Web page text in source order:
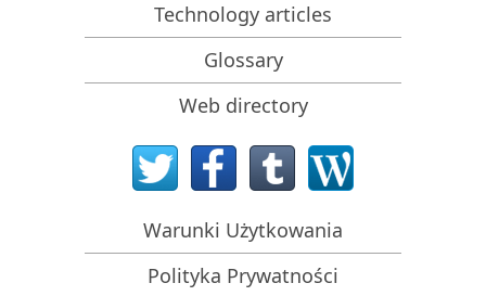
Przewidywanie pomyślności dla typowych
przypadków odzyskiwania danych
Odzyskiwanie Nadpisanych Danych
Emergency File Recovery Using R-Studio Emergency
Prezentacja Odzyskiwania RAID
R-Studio: Odzyskiwanie danych z niedziałającego
Odzyskiwanie Plików z Komputera, Który Się Nie
Technology articles
Glossary
Web directory
Warunki Użytkowania
Polityka Prywatności